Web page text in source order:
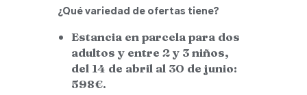
¿Qué variedad de ofertas tiene?
Estancia en parcela para dos
adultos y entre 2 y 3 niños,
del 14 de abril al 30 de junio:
598€.